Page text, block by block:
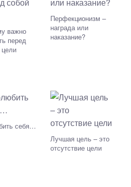
важно
перед
Перфекционизм –
награда или
наказание?
себя…
Лучшая цель – это
отсутствие цели